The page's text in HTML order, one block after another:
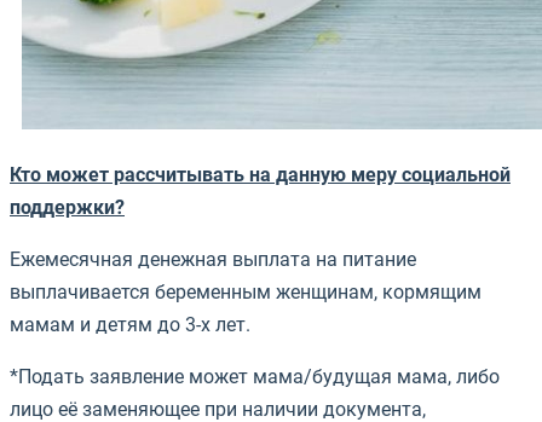
Кто может рассчитывать на данную меру социальной
поддержки?
Ежемесячная денежная выплата на питание
выплачивается беременным женщинам, кормящим
мамам и детям до 3-х лет.
*Подать заявление может мама/будущая мама, либо
лицо её заменяющее при наличии документа,